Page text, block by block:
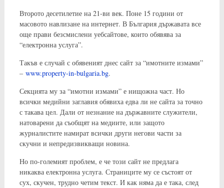
Второто десетилетие на 21-ви век. Поне 15 години от
масовото навлизане на интернет. В България държавата все
още прави безсмислени уебсайтове, които обявява за
“електронна услуга”.
Такъв е случай с обявеният днес сайт за “имотните измами”
– www.property-in-bulgaria.bg.
Секцията му за “имотни измами” е нищожна част. Но
всички медийни заглавия обявиха едва ли не сайта за точно
с такава цел. Дали от незнание на държавните служители,
натоварени да съобщят на медиите, или защото
журналистите намират всички други негови части за
скучни и непредизвикващи новина.
Но по-големият проблем, е че този сайт не предлага
никаква електронна услуга. Страниците му се състоят от
сух, скучен, трудно четим текст. И как няма да е така, след